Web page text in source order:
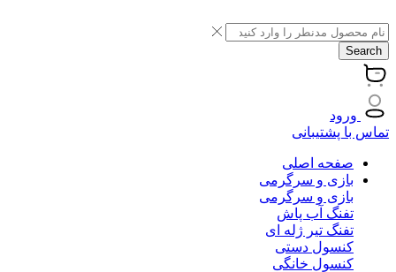
Search
ورود
تماس با پشتیبانی
صفحه اصلی
بازی و سرگرمی
بازی و سرگرمی
تفنگ آب پاش
تفنگ تیر ژله ای
کنسول دستی
کنسول خانگی